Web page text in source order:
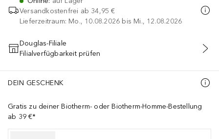
Versandkostenfrei ab 34,95 €
Lieferzeitraum: Mo., 10.08.2026 bis Mi., 12.08.2026
IN DEN WARENKORB
Douglas-Filiale
Filialverfügbarkeit prüfen
DEIN GESCHENK
Gratis zu deiner Biotherm- oder Biotherm-Homme-Bestellung
ab 39 €*